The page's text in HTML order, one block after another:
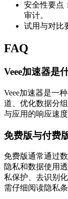
安全性要点
审计。
试用与对比
FAQ
Veee加速器是
Veee加速器是一
道、优化数据分
与应用的响应速度
免费版与付费
免费版通常通过
隐私和数据使用
私保护、去识别
需仔细阅读隐私